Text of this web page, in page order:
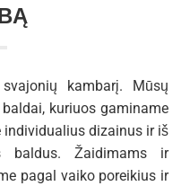
kambarį. Mūsų
kuriuos gaminame
individualius dizainus ir iš
baldus. Žaidimams ir
pagal vaiko poreikius ir